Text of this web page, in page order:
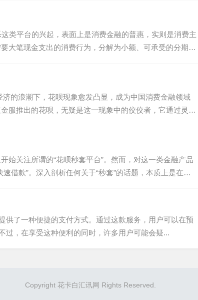
类平台的兴起，表面上是消费金融的普惠，实则是消费主
大笔现金支出的消费行为，分解为小额、可承受的分期付
的浪潮下，花呗现象愈发凸显，成为中国消费金融领域
服推出的花呗，无疑是这一现象中的佼佼者，它通过灵活
始关注所谓的“花呗秒套平台”。然而，对这一类金融产品
借款”。深入剖析任何关于“秒套”的话题，本质上是在解
了一种便捷的支付方式。通过这款服务，用户可以在预
过，在享受这种便利的同时，许多用户可能会疑...
Copyright 花卡白汇讯网 Rights Reserved.